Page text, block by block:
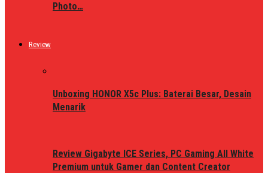
Photo…
Review
Unboxing HONOR X5c Plus: Baterai Besar, Desain
Menarik
Review Gigabyte ICE Series, PC Gaming All White
Premium untuk Gamer dan Content Creator